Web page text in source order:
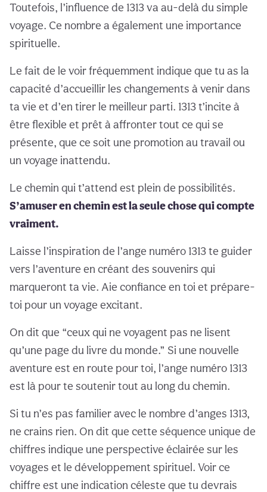
Toutefois, l’influence de 1313 va au-delà du simple
voyage. Ce nombre a également une importance
spirituelle.
Le fait de le voir fréquemment indique que tu as la
capacité d’accueillir les changements à venir dans
ta vie et d’en tirer le meilleur parti. 1313 t’incite à
être flexible et prêt à affronter tout ce qui se
présente, que ce soit une promotion au travail ou
un voyage inattendu.
Le chemin qui t’attend est plein de possibilités.
S’amuser en chemin est la seule chose qui compte
vraiment.
Laisse l’inspiration de l’ange numéro 1313 te guider
vers l’aventure en créant des souvenirs qui
marqueront ta vie. Aie confiance en toi et prépare-
toi pour un voyage excitant.
On dit que “ceux qui ne voyagent pas ne lisent
qu’une page du livre du monde.” Si une nouvelle
aventure est en route pour toi, l’ange numéro 1313
est là pour te soutenir tout au long du chemin.
Si tu n’es pas familier avec le nombre d’anges 1313,
ne crains rien. On dit que cette séquence unique de
chiffres indique une perspective éclairée sur les
voyages et le développement spirituel. Voir ce
chiffre est une indication céleste que tu devrais